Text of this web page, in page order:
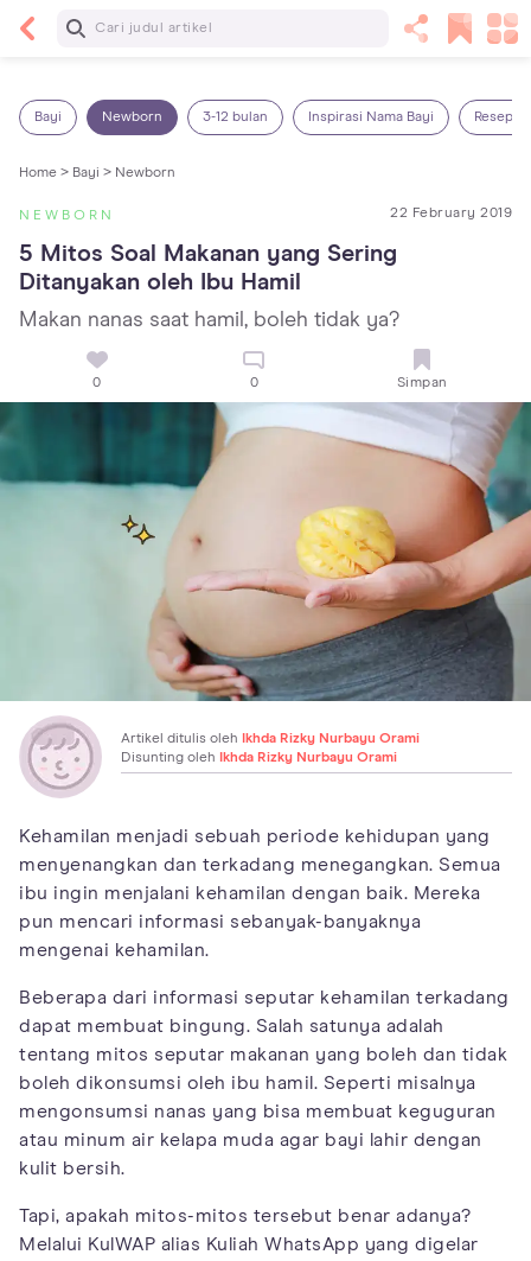
Baca Selanjutnya
Bayi Newborn 3-12 bulan Inspirasi Nama Bayi Resep
Home > Bayi > Newborn
NEWBORN 22 February 2019
5 Mitos Soal Makanan yang Sering
Ditanyakan oleh Ibu Hamil
Makan nanas saat hamil, boleh tidak ya?
0 0 Simpan
Artikel ditulis oleh
Ikhda Rizky Nurbayu Orami
Disunting oleh
Ikhda Rizky Nurbayu Orami
Kehamilan menjadi sebuah periode kehidupan yang
menyenangkan dan terkadang menegangkan. Semua
ibu ingin menjalani kehamilan dengan baik. Mereka
pun mencari informasi sebanyak-banyaknya
mengenai kehamilan.
Beberapa dari informasi seputar kehamilan terkadang
dapat membuat bingung. Salah satunya adalah
tentang mitos seputar makanan yang boleh dan tidak
boleh dikonsumsi oleh ibu hamil. Seperti misalnya
mengonsumsi nanas yang bisa membuat keguguran
atau minum air kelapa muda agar bayi lahir dengan
kulit bersih.
Tapi, apakah mitos-mitos tersebut benar adanya?
Melalui KulWAP alias Kuliah WhatsApp yang digelar